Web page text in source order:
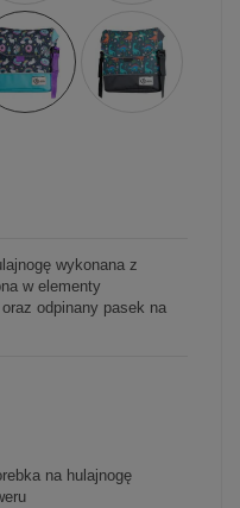
wykonana z
w elementy
odpinany pasek na
na hulajnogę